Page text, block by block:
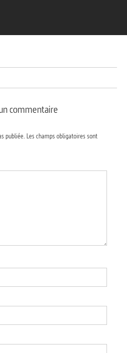
commentaire
publiée. Les champs obligatoires sont